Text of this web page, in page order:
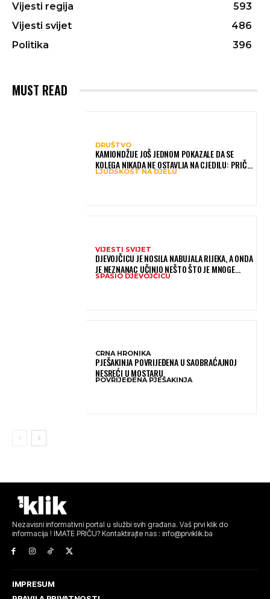
Vijesti regija
593
Vijesti svijet
486
Politika
396
MUST READ
DRUŠTVO
KAMIONDŽIJE JOŠ JEDNOM POKAZALE DA SE
KOLEGA NIKADA NE OSTAVLJA NA CJEDILU: PRIČA
IZ HAMBURGA DIRNULA MNOGE
LJUDSKOST NA DJELU
VIJESTI SVIJET
DJEVOJČICU JE NOSILA NABUJALA RIJEKA, A ONDA
JE NEZNANAC UČINIO NEŠTO ŠTO JE MNOGE
OSTAVILO BEZ RIJEČI
SPASIO DJEVOJČICU
CRNA HRONIKA
PJEŠAKINJA POVRIJEĐENA U SAOBRAĆAJNOJ
NESREĆI U MOSTARU
POVRIJEĐENA PJEŠAKINJA
Nezavisni informativni portal u službi svih građana. Vaš prvi klik do
informacija ! IMATE PRIČU? Kontaktirajte nas : info@prviklik.ba
IMPRESUM